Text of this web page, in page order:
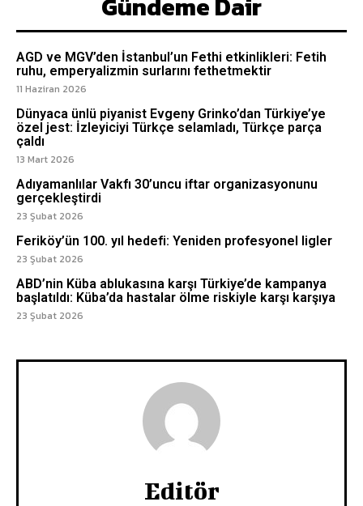
AGD ve MGV’den İstanbul’un Fethi etkinlikleri: Fetih
ruhu, emperyalizmin surlarını fethetmektir
11 Haziran 2026
Dünyaca ünlü piyanist Evgeny Grinko’dan Türkiye’ye
özel jest: İzleyiciyi Türkçe selamladı, Türkçe parça
çaldı
13 Mart 2026
Adıyamanlılar Vakfı 30’uncu iftar organizasyonunu
gerçekleştirdi
23 Şubat 2026
Feriköy’ün 100. yıl hedefi: Yeniden profesyonel ligler
23 Şubat 2026
ABD’nin Küba ablukasına karşı Türkiye’de kampanya
başlatıldı: Küba’da hastalar ölme riskiyle karşı karşıya
23 Şubat 2026
Editör